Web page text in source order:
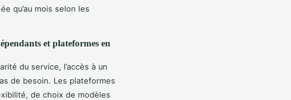
qu’au mois selon les
et plateformes en
du service, l’accès à un
de besoin. Les plateformes
de choix de modèles